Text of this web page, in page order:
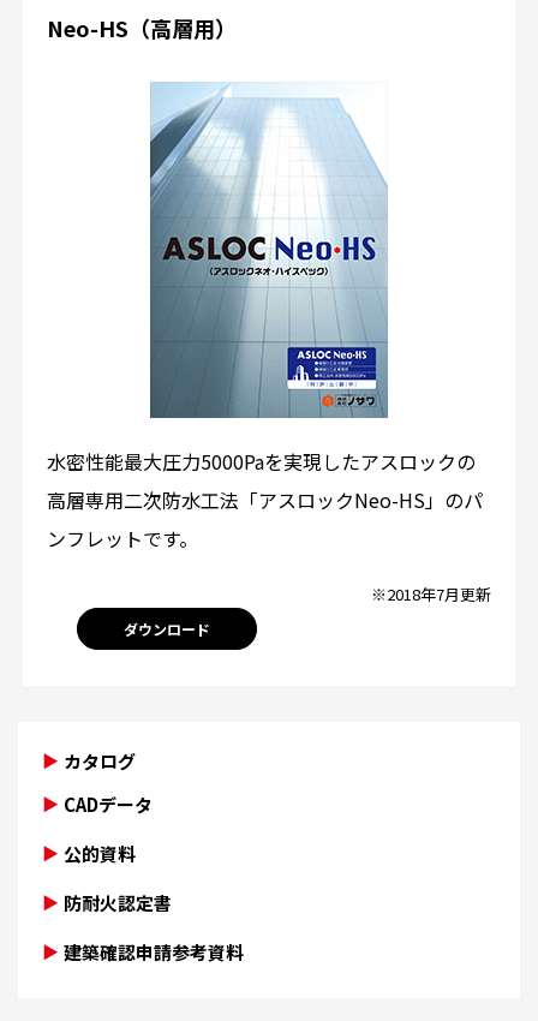
Neo-HS（高層用）
水密性能最大圧力5000Paを実現したアスロックの
高層専用二次防水工法「アスロックNeo-HS」のパ
ンフレットです。
※2018年7月更新
ダウンロード
カタログ
CADデータ
公的資料
防耐火認定書
建築確認申請参考資料